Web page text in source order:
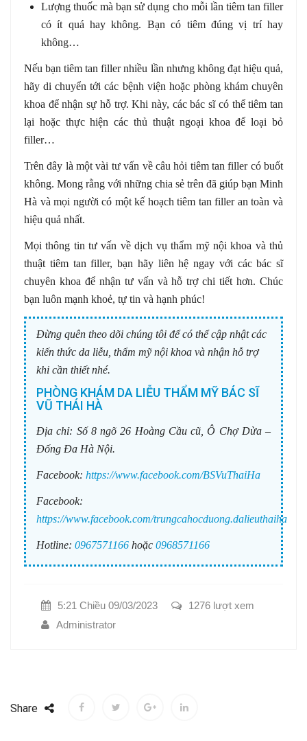
Lượng thuốc mà bạn sử dụng cho mỗi lần tiêm tan filler
có ít quá hay không. Bạn có tiêm đúng vị trí hay
không…
Nếu bạn tiêm tan filler nhiều lần nhưng không đạt hiệu quả,
hãy di chuyển tới các bệnh viện hoặc phòng khám chuyên
khoa để nhận sự hỗ trợ. Khi này, các bác sĩ có thể tiêm tan
lại hoặc thực hiện các thủ thuật ngoại khoa để loại bỏ
filler…
Trên đây là một vài tư vấn về câu hỏi tiêm tan filler có buốt
không. Mong rằng với những chia sẻ trên đã giúp bạn Minh
Hà và mọi người có một kế hoạch tiêm tan filler an toàn và
hiệu quả nhất.
Mọi thông tin tư vấn về dịch vụ thẩm mỹ nội khoa và thủ
thuật tiêm tan filler, bạn hãy liên hệ ngay với các bác sĩ
chuyên khoa để nhận tư vấn và hỗ trợ chi tiết hơn. Chúc
bạn luôn mạnh khoẻ, tự tin và hạnh phúc!
Đừng quên theo dõi chúng tôi để có thể cập nhật các
kiến thức da liễu, thẩm mỹ nội khoa và nhận hỗ trợ
khi cần thiết nhé.
PHÒNG KHÁM DA LIỄU THẨM MỸ BÁC SĨ
VŨ THÁI HÀ
Địa chỉ: Số 8 ngõ 26 Hoàng Cầu cũ, Ô Chợ Dừa –
Đống Đa Hà Nội.
Facebook: https://www.facebook.com/BSVuThaiHa
Facebook:
https://www.facebook.com/trungcahocduong.dalieuthaiha
Hotline: 0967571166 hoặc 0968571166
5:21 Chiều 09/03/2023
1276 lượt xem
Administrator
Share